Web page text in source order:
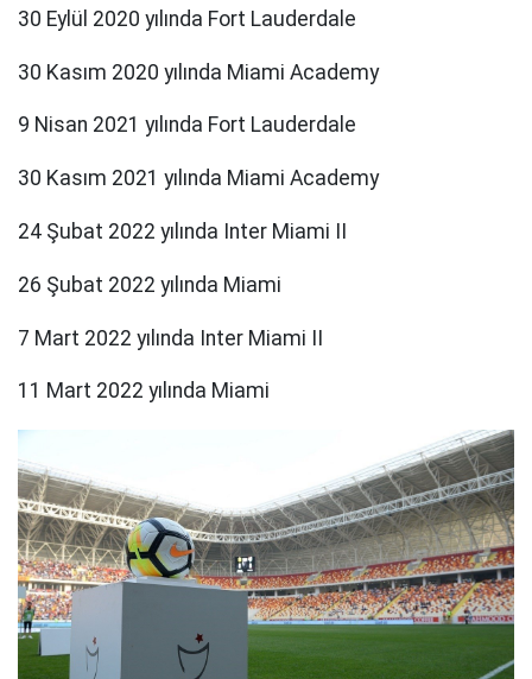
30 Eylül 2020 yılında Fort Lauderdale
30 Kasım 2020 yılında Miami Academy
9 Nisan 2021 yılında Fort Lauderdale
30 Kasım 2021 yılında Miami Academy
24 Şubat 2022 yılında Inter Miami II
26 Şubat 2022 yılında Miami
7 Mart 2022 yılında Inter Miami II
11 Mart 2022 yılında Miami